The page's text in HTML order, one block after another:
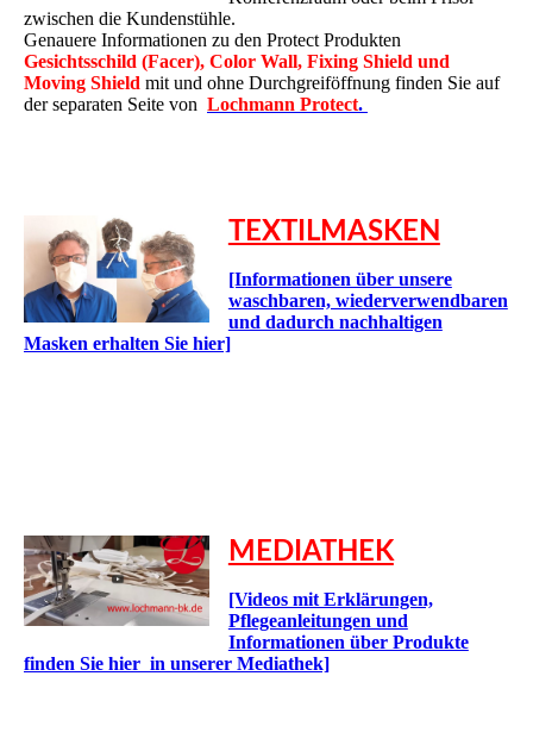
zwischen die Kundenstühle.
Genauere Informationen zu den Protect Produkten
Gesichtsschild (Facer), Color Wall, Fixing Shield und
Moving Shield mit und ohne Durchgreiföffnung finden Sie auf
der separaten Seite von Lochmann Protect.
TEXTILMASKEN
[Informationen über unsere
waschbaren, wiederverwendbaren
und dadurch nachhaltigen
Masken erhalten Sie hier]
MEDIATHEK
[Videos mit Erklärungen,
Pflegeanleitungen und
Informationen über Produkte
finden Sie hier in unserer Mediathek]